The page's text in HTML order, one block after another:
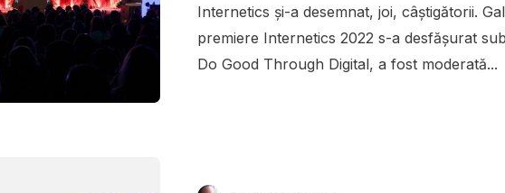
Internetics și-a desemnat, joi, câștigătorii.
premiere Internetics 2022 s-a desfășurat
Do Good Through Digital, a fost moderată...